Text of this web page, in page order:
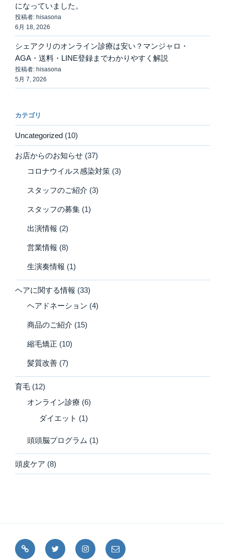
になっていました。
投稿者: hisasona
6月 18, 2026
シェアクリのオンライン診療は安い？マンジャロ・
AGA・送料・LINE登録までわかりやすく解説
投稿者: hisasona
5月 7, 2026
カテゴリ
Uncategorized (10)
お店からのお知らせ (37)
コロナウイルス感染対策 (3)
スタッフのご紹介 (3)
スタッフの募集 (1)
出演情報 (2)
営業情報 (8)
生演奏情報 (1)
ヘアに関する情報 (33)
ヘアドネーション (4)
商品のご紹介 (15)
縮毛矯正 (10)
髪質改善 (7)
育毛 (12)
オンライン診療 (6)
ダイエット (1)
頭頭脳プログラム (1)
頭皮ケア (8)
note Twitter Instagramメ
ー